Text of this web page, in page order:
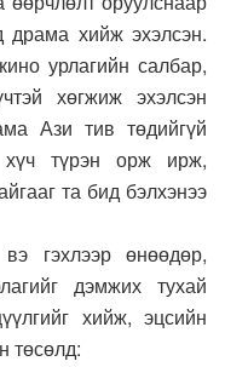
драма хийж эхэлсэн.
урлагийн салбар,
хөгжиж эхэлсэн
Ази тив төдийгүй
түрэн орж ирж,
та бид бэлхэнээ
гэхлээр өнөөдөр,
дэмжих тухай
хийж, эцсийн
төсөлд: